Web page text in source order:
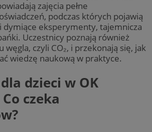
zajęcia pełne
podczas których pojawią
dymiące eksperymenty, tajemnicza
Uczestnicy poznają również
czyli CO₂, i przekonają się, jak
wiedzę naukową w praktyce.
dzieci w OK
czeka